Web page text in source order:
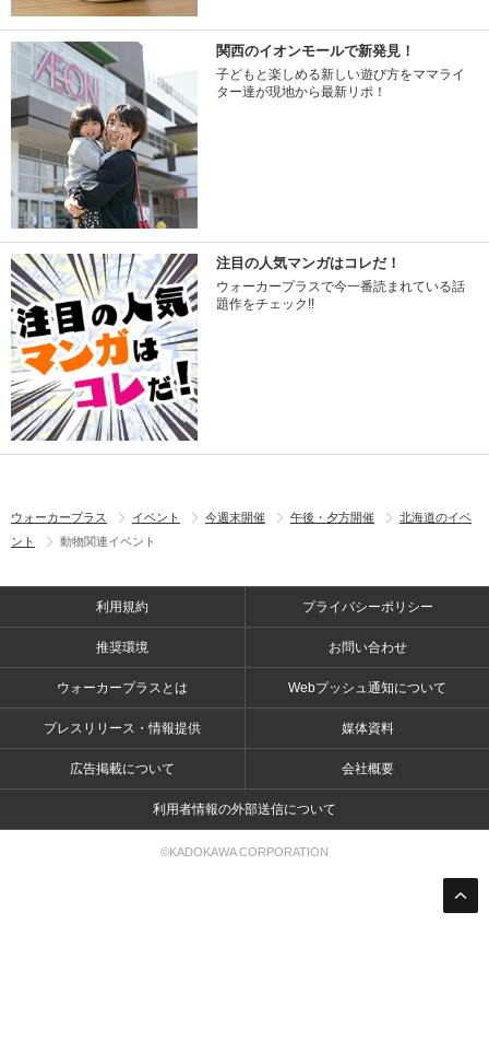
関西のイオンモールで新発見！
子どもと楽しめる新しい遊び方をママライ
ター達が現地から最新リポ！
注目の人気マンガはコレだ！
ウォーカープラスで今一番読まれている話
題作をチェック!!
ウォーカープラス イベント 今週末開催 午後・夕方開催
北海道のイベ
ント
動物関連イベント
利用規約 プライバシーポリシー
推奨環境 お問い合わせ
ウォーカープラスとは Webプッシュ通知について
プレスリリース・情報提供 媒体資料
広告掲載について 会社概要
利用者情報の外部送信について
©KADOKAWA CORPORATION